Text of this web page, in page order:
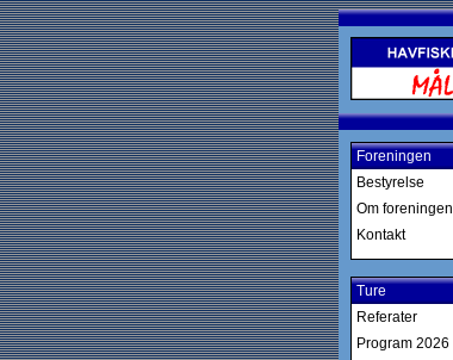
Foreningen
Bestyrelse
Om foreningen
Kontakt
Ture
Referater
Program 2026